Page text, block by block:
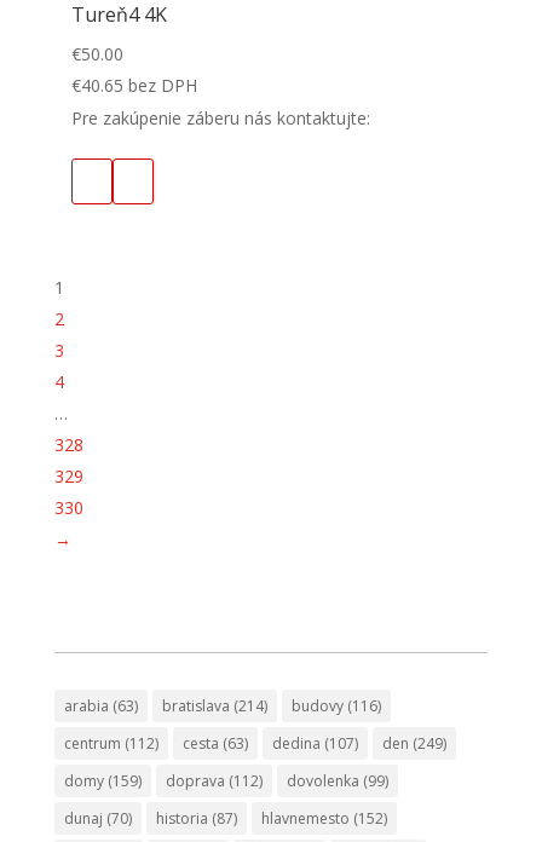
Tureň4 4K
€50.00
€40.65 bez DPH
Pre zakúpenie záberu nás kontaktujte:
1
2
3
4
…
328
329
330
→
arabia (63) bratislava (214) budovy(116)
centrum (112) cesta (63) dedina (107) den (249)
domy(159) doprava (112) dovolenka (99)
dunaj (70) historia (87) hlavnemesto (152)